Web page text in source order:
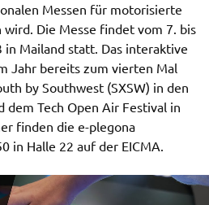
Messen für motorisierte
wird. Die Messe findet vom 7. bis
Mailand statt. Das interaktive
Jahr bereits zum vierten Mal
by Southwest (SXSW) in den
dem Tech Open Air Festival in
finden die e-plegona
in Halle 22 auf der EICMA.